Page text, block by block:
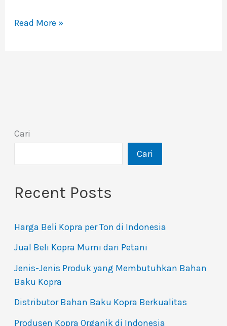
Read More »
Cari
Cari
Recent Posts
Harga Beli Kopra per Ton di Indonesia
Jual Beli Kopra Murni dari Petani
Jenis-Jenis Produk yang Membutuhkan Bahan
Baku Kopra
Distributor Bahan Baku Kopra Berkualitas
Produsen Kopra Organik di Indonesia